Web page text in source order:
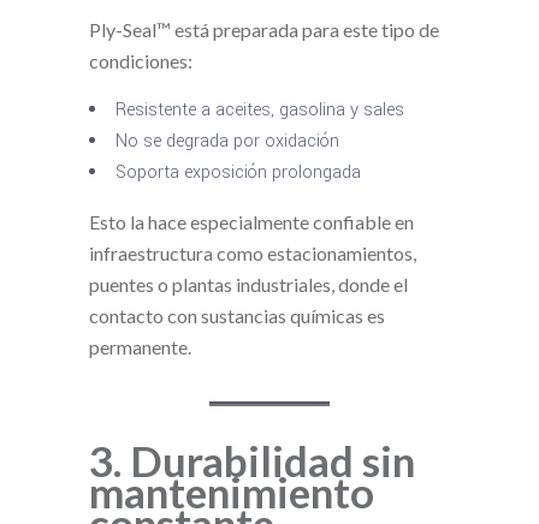
Ply-Seal™ está preparada para este tipo de
condiciones:
Resistente a aceites, gasolina y sales
No se degrada por oxidación
Soporta exposición prolongada
Esto la hace especialmente confiable en
infraestructura como estacionamientos,
puentes o plantas industriales, donde el
contacto con sustancias químicas es
permanente.
3. Durabilidad sin
mantenimiento